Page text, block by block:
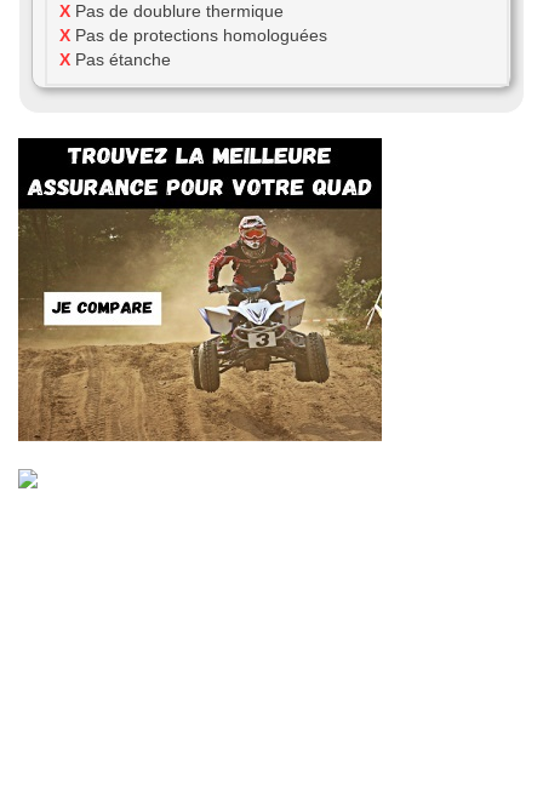
X Pas de doublure thermique
X Pas de protections homologuées
X Pas étanche